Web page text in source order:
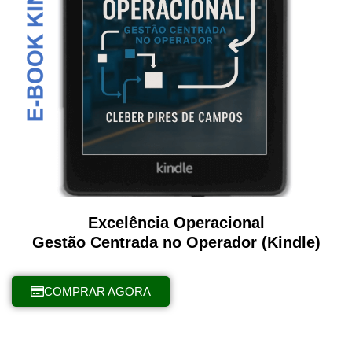
Excelência Operacional
Gestão Centrada no Operador (Kindle)
COMPRAR AGORA